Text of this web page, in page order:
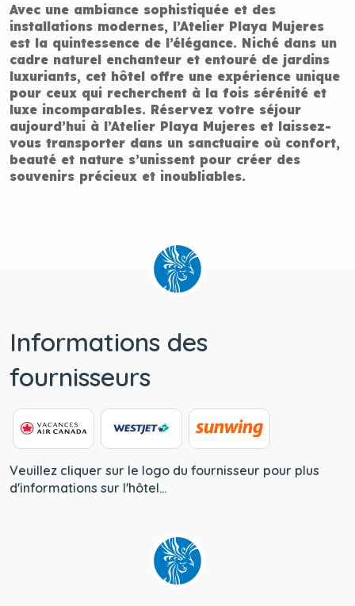
Avec une ambiance sophistiquée et des
installations modernes, l’Atelier Playa Mujeres
est la quintessence de l’élégance. Niché dans un
cadre naturel enchanteur et entouré de jardins
luxuriants, cet hôtel offre une expérience unique
pour ceux qui recherchent à la fois sérénité et
luxe incomparables. Réservez votre séjour
aujourd’hui à l’Atelier Playa Mujeres et laissez-
vous transporter dans un sanctuaire où confort,
beauté et nature s’unissent pour créer des
souvenirs précieux et inoubliables.
Informations des
fournisseurs
Veuillez cliquer sur le logo du fournisseur pour plus
d'informations sur l'hôtel...